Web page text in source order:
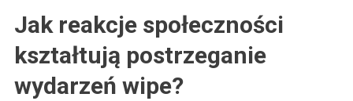
Jak reakcje społeczności
kształtują postrzeganie
wydarzeń wipe?